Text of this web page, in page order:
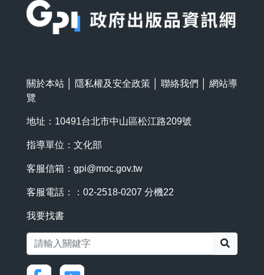
關於本站 隱私權及安全政策 聯絡我們
網站導
覽
地址：10491台北市中山區松江路209號
指導單位：文化部
客服信箱： gpi@moc.gov.tw
客服電話：：02-2518-0207 分機22
我要找書